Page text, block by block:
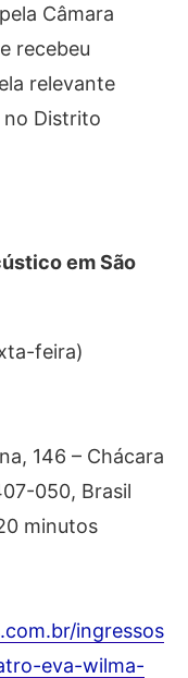
Câmara
recebeu
relevante
Distrito
em São
feira)
146 – Chácara
050, Brasil
minutos
ingressos
eva-wilma-